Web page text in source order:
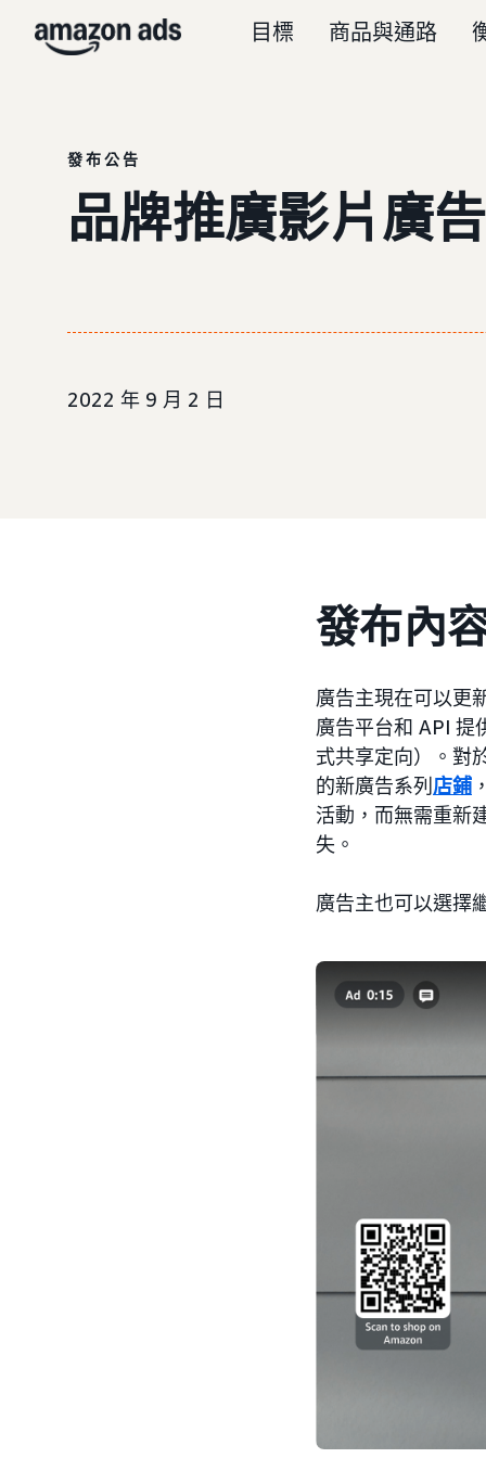
目標 商品與通路
發布公告
品牌推廣影片廣
2022 年 9 月 2 日
發布內
廣告主現在可以更
廣告平台和 API 提
式共享定向）。對
的新廣告系列 店鋪
活動，而無需重新
失。
廣告主也可以選擇